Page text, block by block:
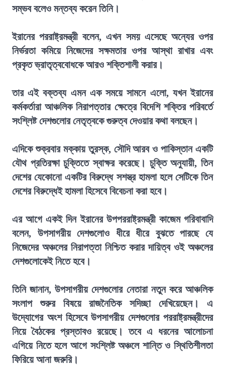
সম্ভব বলেও মন্তব্য করেন তিনি।
ইরানের পররাষ্ট্রমন্ত্রী বলেন, এখন সময় এসেছে অন্যের ওপর
নির্ভরতা কমিয়ে নিজেদের সক্ষমতার ওপর আস্থা রাখার এবং
প্রকৃত ভ্রাতৃত্ববোধকে আরও শক্তিশালী করার।
তার এই বক্তব্য এমন এক সময়ে সামনে এলো, যখন ইরানের
কর্মকর্তারা আঞ্চলিক নিরাপত্তার ক্ষেত্রে বিদেশি শক্তির পরিবর্তে
সংশ্লিষ্ট দেশগুলোর নেতৃত্বকে গুরুত্ব দেওয়ার কথা বলছেন।
এদিকে শুক্রবার মক্কায় তুরস্ক, সৌদি আরব ও পাকিস্তান একটি
যৌথ প্রতিরক্ষা চুক্তিতে স্বাক্ষর করেছে। চুক্তি অনুযায়ী, তিন
দেশের যেকোনো একটির বিরুদ্ধে সশস্ত্র হামলা হলে সেটিকে তিন
দেশের বিরুদ্ধেই হামলা হিসেবে বিবেচনা করা হবে।
এর আগে একই দিন ইরানের উপপররাষ্ট্রমন্ত্রী কাজেম গরিবাবাদি
বলেন, উপসাগরীয় দেশগুলোও ধীরে ধীরে বুঝতে পারছে যে
নিজেদের অঞ্চলের নিরাপত্তা নিশ্চিত করার দায়িত্ব ওই অঞ্চলের
দেশগুলোকেই নিতে হবে।
তিনি জানান, উপসাগরীয় দেশগুলোর নেতারা নতুন করে আঞ্চলিক
সংলাপ শুরুর বিষয়ে রাজনৈতিক সদিচ্ছা দেখিয়েছেন। এ
উদ্যোগের অংশ হিসেবে উপসাগরীয় দেশগুলোর পররাষ্ট্রমন্ত্রীদের
নিয়ে বৈঠকের প্রস্তাবও রয়েছে। তবে এ ধরনের আলোচনা
এগিয়ে নিতে হলে আগে সংশ্লিষ্ট অঞ্চলে শান্তি ও স্থিতিশীলতা
ফিরিয়ে আনা জরুরি।